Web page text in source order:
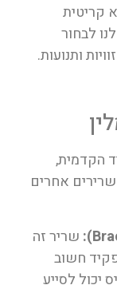
קריטית
לבחור
ותנועות.
הקדמית,
אחרים
שריר זה
חשוב
יכול לסייע